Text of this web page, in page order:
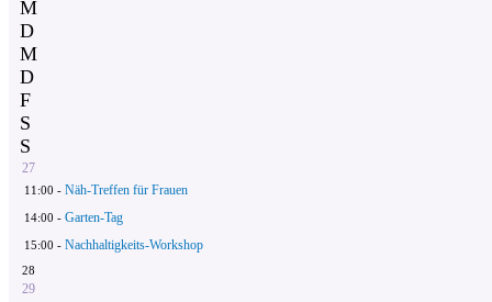
M
D
M
D
F
S
S
27
11:00 - Näh-Treffen für Frauen
14:00 - Garten-Tag
15:00 - Nachhaltigkeits-Workshop
28
29